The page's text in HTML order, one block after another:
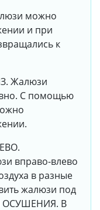
можно
и при
к
Жалюзи
С помощью
вправо-влево
в разные
жалюзи под
ОСУШЕНИЯ. В